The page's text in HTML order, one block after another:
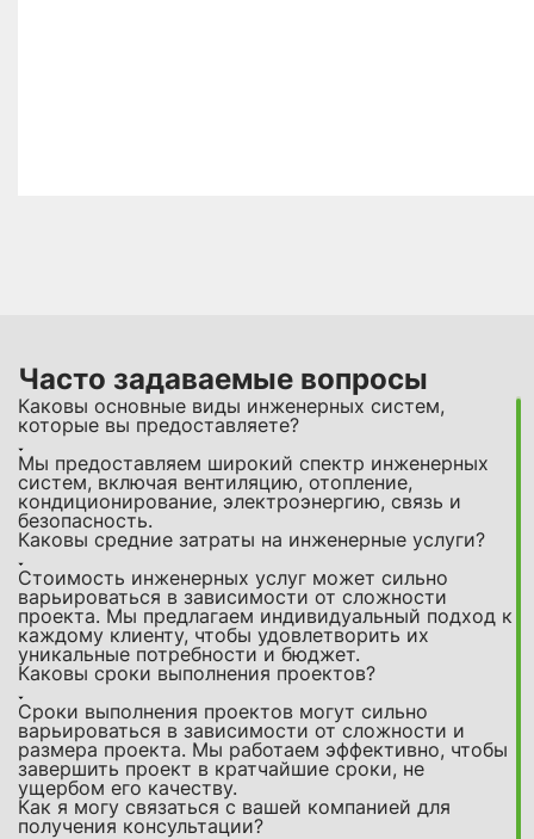
Часто задаваемые вопросы
Каковы основные виды инженерных систем,
которые вы предоставляете?
Мы предоставляем широкий спектр инженерных
систем, включая вентиляцию, отопление,
кондиционирование, электроэнергию, связь и
безопасность.
Каковы средние затраты на инженерные услуги?
Стоимость инженерных услуг может сильно
варьироваться в зависимости от сложности
проекта. Мы предлагаем индивидуальный подход к
каждому клиенту, чтобы удовлетворить их
уникальные потребности и бюджет.
Каковы сроки выполнения проектов?
Сроки выполнения проектов могут сильно
варьироваться в зависимости от сложности и
размера проекта. Мы работаем эффективно, чтобы
завершить проект в кратчайшие сроки, не
ущербом его качеству.
Как я могу связаться с вашей компанией для
получения консультации?